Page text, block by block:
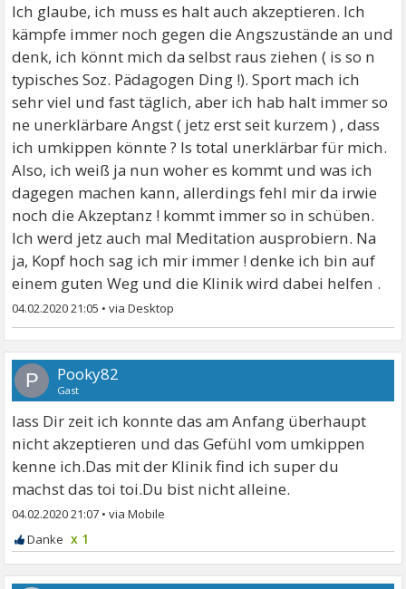
Ich glaube, ich muss es halt auch akzeptieren. Ich
kämpfe immer noch gegen die Angszustände an und
denk, ich könnt mich da selbst raus ziehen ( is so n
typisches Soz. Pädagogen Ding !). Sport mach ich
sehr viel und fast täglich, aber ich hab halt immer so
ne unerklärbare Angst ( jetz erst seit kurzem ) , dass
ich umkippen könnte ? Is total unerklärbar für mich.
Also, ich weiß ja nun woher es kommt und was ich
dagegen machen kann, allerdings fehl mir da irwie
noch die Akzeptanz ! kommt immer so in schüben.
Ich werd jetz auch mal Meditation ausprobiern. Na
ja, Kopf hoch sag ich mir immer ! denke ich bin auf
einem guten Weg und die Klinik wird dabei helfen .
04.02.2020 21:05 •
P Pooky82
Gast
lass Dir zeit ich konnte das am Anfang überhaupt
nicht akzeptieren und das Gefühl vom umkippen
kenne ich.Das mit der Klinik find ich super du
machst das toi toi.Du bist nicht alleine.
04.02.2020 21:07 •
x 1